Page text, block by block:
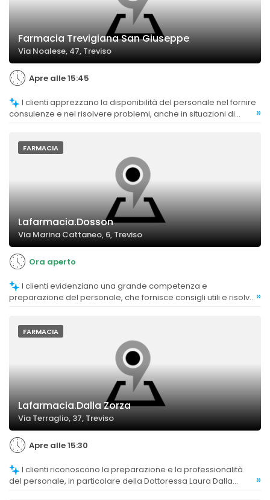
Farmacia Trevigiana San Giuseppe
Via Noalese, 47, Treviso
Apre alle 15:45
consulenze e nel risolvere problemi, anche in situazioni di
»
FARMACIA
Lafarmacia.Dosson
Via Marina Cattaneo, 6, Treviso
Ora aperto
preparazione del personale, che fornisce consigli utili e risolve »
FARMACIA
Lafarmacia.Dalla Zorza
Via Terraglio, 37, Treviso
Apre alle 15:30
del personale, in particolare della Dottoressa Laura Dalla
»